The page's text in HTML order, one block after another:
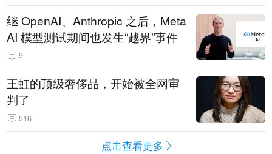
继 OpenAI、Anthropic 之后，Meta
AI 模型测试期间也发生“越界”事件
9
王虹的顶级奢侈品，开始被全网审
判了
516
点击查看更多